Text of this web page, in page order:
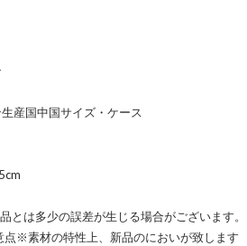
産国中国サイズ・ケース
は多少の誤差が生じる場合がございます。
※素材の特性上、新品のにおいが致します